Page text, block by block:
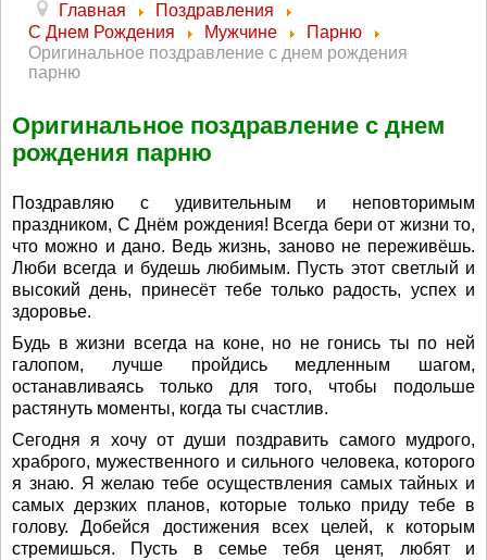
Главная
Поздравления
С Днем Рождения
Мужчине
Парню
Оригинальное поздравление с днем рождения
парню
Оригинальное поздравление с днем
рождения парню
Поздравляю с удивительным и неповторимым
праздником, С Днём рождения! Всегда бери от жизни то,
что можно и дано. Ведь жизнь, заново не переживёшь.
Люби всегда и будешь любимым. Пусть этот светлый и
высокий день, принесёт тебе только радость, успех и
здоровье.
Будь в жизни всегда на коне, но не гонись ты по ней
галопом, лучше пройдись медленным шагом,
останавливаясь только для того, чтобы подольше
растянуть моменты, когда ты счастлив.
Сегодня я хочу от души поздравить самого мудрого,
храброго, мужественного и сильного человека, которого
я знаю. Я желаю тебе осуществления самых тайных и
самых дерзких планов, которые только приду тебе в
голову. Добейся достижения всех целей, к которым
стремишься. Пусть в семье тебя ценят, любят и